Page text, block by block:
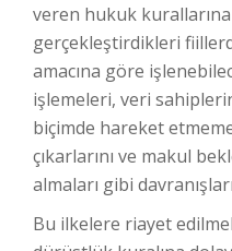
veren hukuk
gerçekleştirdikleri
amacına göre
işlemeleri, veri
biçimde hareket
çıkarlarını ve makul
almaları gibi
Bu ilkelere riayet